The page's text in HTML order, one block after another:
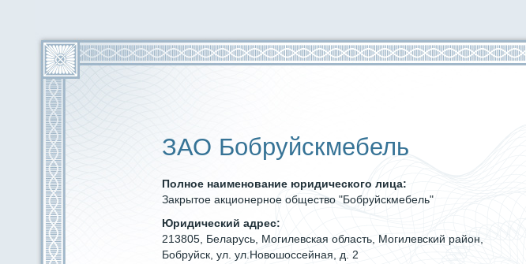
ЗАО Бобруйскмебель
Полное наименование юридического лица:
Закрытое акционерное общество "Бобруйскмебель"
Юридический адрес:
213805, Беларусь, Могилевская область, Могилевский район,
Бобруйск, ул. ул.Новошоссейная, д. 2